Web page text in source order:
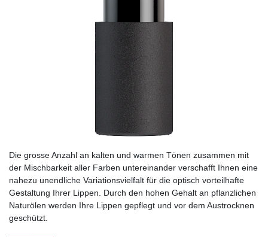
Die grosse Anzahl an kalten und warmen Tönen zusammen mit
der Mischbarkeit aller Farben untereinander verschafft Ihnen eine
nahezu unendliche Variationsvielfalt für die optisch vorteilhafte
Gestaltung Ihrer Lippen. Durch den hohen Gehalt an pflanzlichen
Naturölen werden Ihre Lippen gepflegt und vor dem Austrocknen
geschützt.